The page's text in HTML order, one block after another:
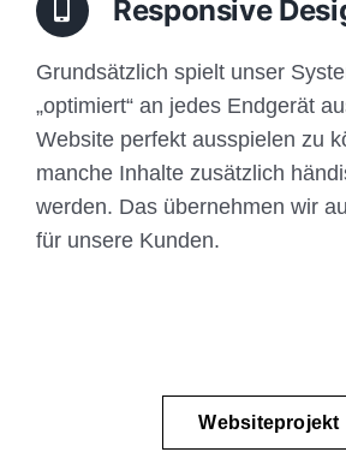
Responsive
Grundsätzlich spielt unser
„optimiert“ an jedes Endgerät
Website perfekt ausspielen zu
manche Inhalte zusätzlich
werden. Das übernehmen wir
für unsere Kunden.
Websiteprojekt